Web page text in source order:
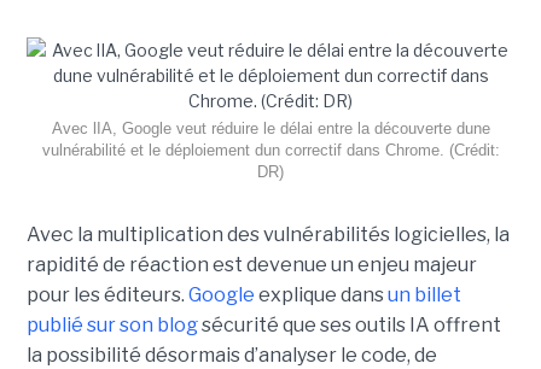
Avec lIA, Google veut réduire le délai entre la découverte dune
vulnérabilité et le déploiement dun correctif dans Chrome. (Crédit:
DR)
Avec la multiplication des vulnérabilités logicielles, la
rapidité de réaction est devenue un enjeu majeur
pour les éditeurs. Google explique dansun billet
publié sur son blogsécurité que ses outils IA offrent
la possibilité désormais d’analyser le code, de